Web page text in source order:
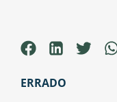
ERRADO